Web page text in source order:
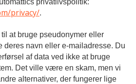
privacy/.
at bruge pseudonymer eller
navn eller e-mailadresse. Du
af data ved ikke at bruge
Det ville være en skam, men vi
alternativer, der fungerer lige